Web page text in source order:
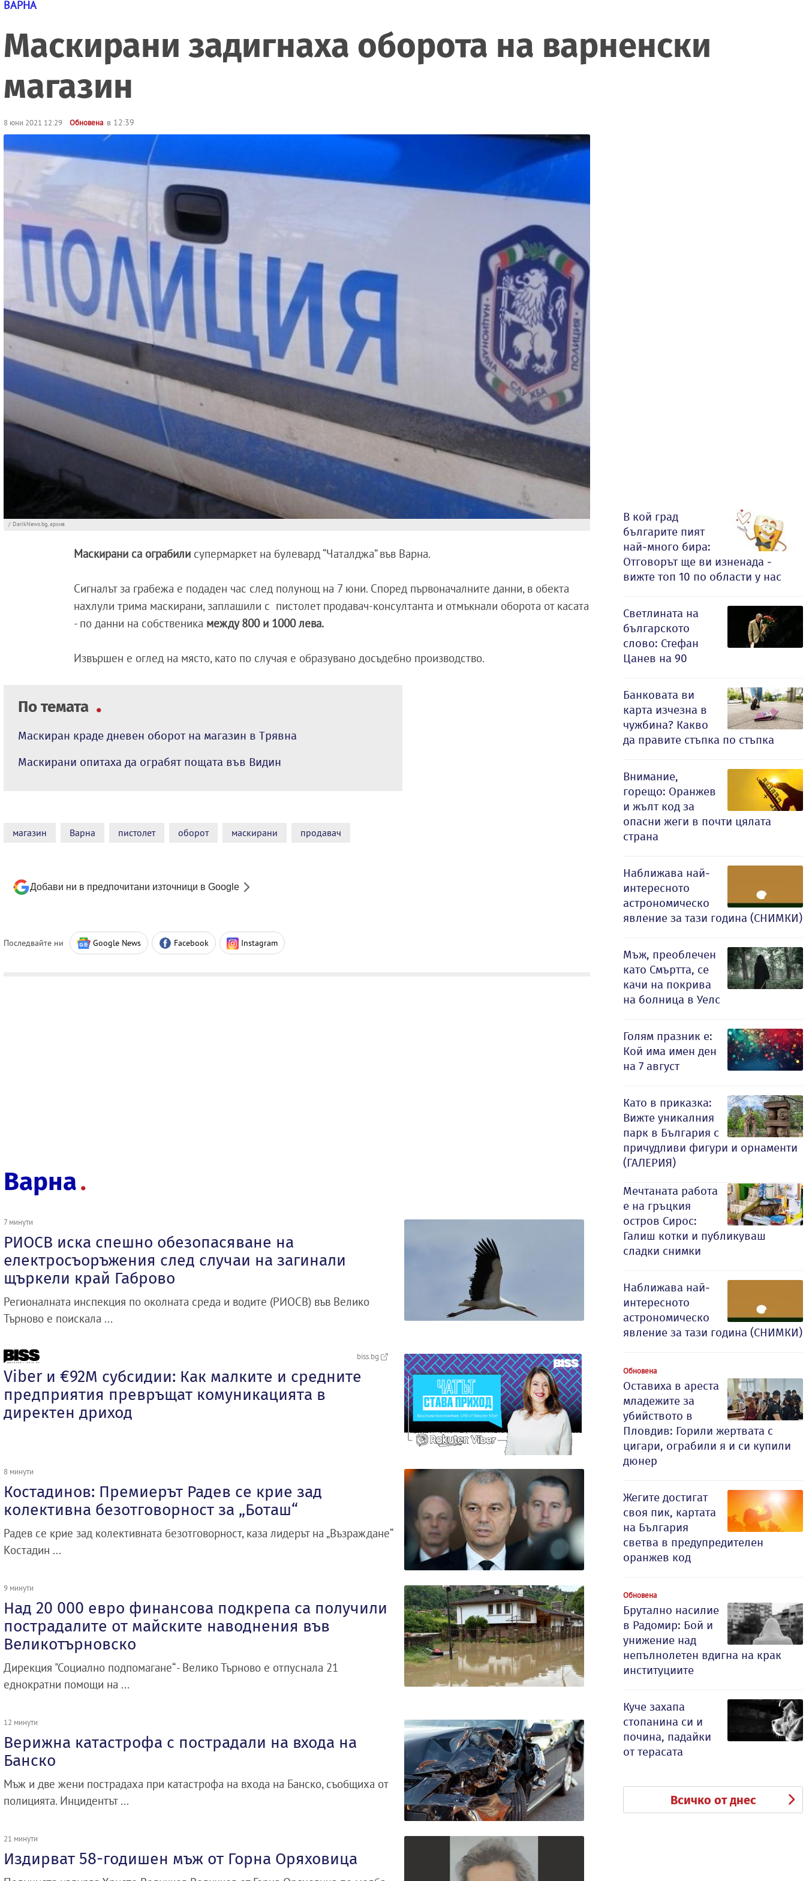
ВАРНА
Маскирани задигнаха оборота на варненски
магазин
8 юни 2021 12:29 Обновена в 12:39
/ DarikNews.bg, архив
Маскирани са ограбили супермаркет на булевард “Чаталджа” във Варна.
Сигналът за грабежа е подаден час след полунощ на 7 юни. Според първоначалните данни, в обекта
нахлули трима маскирани, заплашили с пистолет продавач-консултанта и отмъкнали оборота от касата
- по данни на собственика между 800 и 1000 лева.
Извършен е оглед на място, като по случая е образувано досъдебно производство.
По темата
Маскиран краде дневен оборот на магазин в Трявна
Маскирани опитаха да ограбят пощата във Видин
магазин Варна пистолет оборот маскирани продавач
Добави ни в предпочитани източници в Google
Последвайте ни Google News Facebook Instagram
Варна
7 минути
РИОСВ иска спешно обезопасяване на
електросъоръжения след случаи на загинали
щъркели край Габрово
Регионалната инспекция по околната среда и водите (РИОСВ) във Велико
Търново е поискала ...
biss.bg
Viber и €92М субсидии: Как малките и средните
предприятия превръщат комуникацията в
директен дриход
8 минути
Костадинов: Премиерът Радев се крие зад
колективна безотговорност за „Боташ“
Радев се крие зад колективната безотговорност, каза лидерът на „Възраждане“
Костадин ...
9 минути
Над 20 000 евро финансова подкрепа са получили
пострадалите от майските наводнения във
Великотърновско
Дирекция "Социално подпомагане“ - Велико Търново е отпуснала 21
еднократни помощи на ...
12 минути
Верижна катастрофа с пострадали на входа на
Банско
Мъж и две жени пострадаха при катастрофа на входа на Банско, съобщиха от
полицията. Инцидентът ...
21 минути
Издирват 58-годишен мъж от Горна Оряховица
В кой град
българите пият
най-много бира:
Отговорът ще ви изненада -
вижте топ 10 по области у нас
Светлината на
българското
слово: Стефан
Цанев на 90
Банковата ви
карта изчезна в
чужбина? Какво
да правите стъпка по стъпка
Внимание,
горещо: Оранжев
и жълт код за
опасни жеги в почти цялата
страна
Наближава най-
интересното
астрономическо
явление за тази година (СНИМКИ)
Мъж, преоблечен
като Смъртта, се
качи на покрива
на болница в Уелс
Голям празник е:
Кой има имен ден
на 7 август
Като в приказка:
Вижте уникалния
парк в България с
причудливи фигури и орнаменти
(ГАЛЕРИЯ)
Мечтаната работа
е на гръцкия
остров Сирос:
Галиш котки и публикуваш
сладки снимки
Наближава най-
интересното
астрономическо
явление за тази година (СНИМКИ)
Обновена
Оставиха в ареста
младежите за
убийството в
Пловдив: Горили жертвата с
цигари, ограбили я и си купили
дюнер
Жегите достигат
своя пик, картата
на България
светва в предупредителен
оранжев код
Обновена
Брутално насилие
в Радомир: Бой и
унижение над
непълнолетен вдигна на крак
институциите
Куче захапа
стопанина си и
почина, падайки
от терасата
Всичко от днес